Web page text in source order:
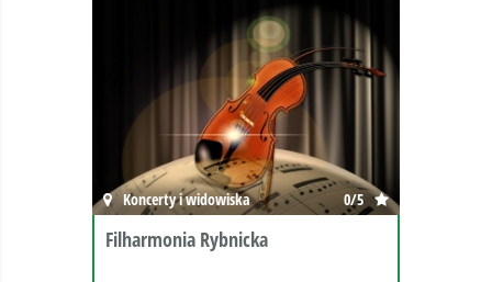
Koncerty i widowiska 0/5
Filharmonia Rybnicka